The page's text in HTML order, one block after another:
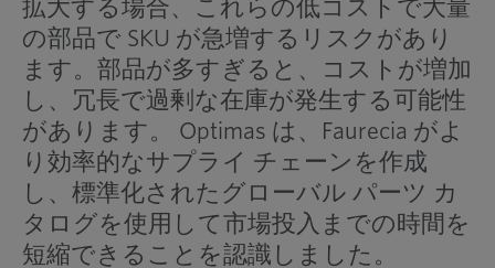
拡大する場合、これらの低コストで大量
の部品で SKU が急増するリスクがあり
ます。部品が多すぎると、コストが増加
し、冗長で過剰な在庫が発生する可能性
があります。 Optimas は、Faurecia がよ
り効率的なサプライ チェーンを作成
し、標準化されたグローバル パーツ カ
タログを使用して市場投入までの時間を
短縮できることを認識しました。